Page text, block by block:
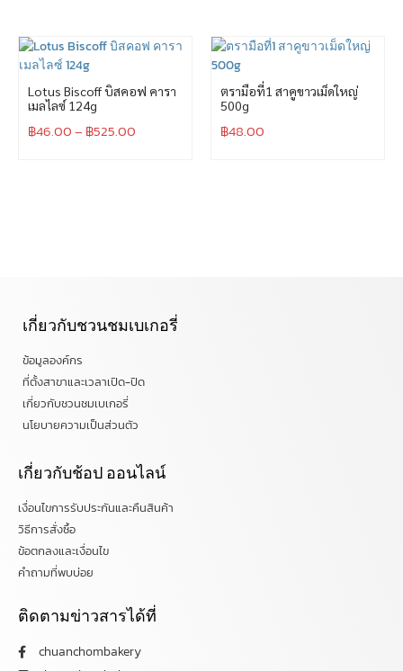
Lotus Biscoff บิสคอฟ คารา
เมลไลซ์ 124g
฿46.00– ฿525.00
ตรามือที่1 สาคูขาวเม็ดใหญ่
500g
฿48.00
เกี่ยวกับชวนชมเบเกอรี่
ข้อมูลองค์กร
ที่ตั้งสาขาและเวลาเปิด-ปิด
เกี่ยวกับชวนชมเบเกอรี่
นโยบายความเป็นส่วนตัว
เกี่ยวกับช้อป ออนไลน์
เงื่อนไขการรับประกันและคืนสินค้า
วิธีการสั่งซื้อ
ข้อตกลงและเงื่อนไข
คำถามที่พบบ่อย
ติดตามข่าวสารได้ที่
chuanchombakery